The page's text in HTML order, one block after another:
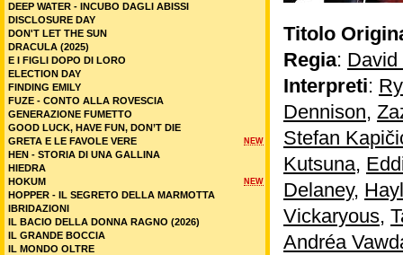
Titolo
Regia: David
Interpreti:
Dennison,
Stefan
Kutsuna,
Delaney,
Vickaryous,
Andréa
DEEP WATER - INCUBO DAGLI ABISSI
DISCLOSURE DAY
DON'T LET THE SUN
DRACULA (2025)
E I FIGLI DOPO DI LORO
ELECTION DAY
FINDING EMILY
FUZE - CONTO ALLA ROVESCIA
GENERAZIONE FUMETTO
GOOD LUCK, HAVE FUN, DON’T DIE
NEW
GRETA E LE FAVOLE VERE
HEN - STORIA DI UNA GALLINA
HIEDRA
NEW
HOKUM
HOPPER - IL SEGRETO DELLA MARMOTTA
IBRIDAZIONI
IL BACIO DELLA DONNA RAGNO (2026)
IL GRANDE BOCCIA
IL MONDO OLTRE